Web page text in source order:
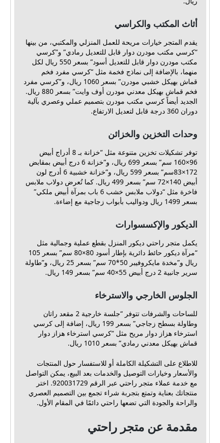
أثاث المكتب والكراسي
يقدم المتجر خيارات مريحة للعمل المنزلي والمكتبي، من بينها
“كرسي مكتب مودرن دوار قابل للتعديل رمادي” و”كرسي
مكتب مودرن دوار قابل للتعديل أسود” بسعر 550 ريال لكل
منهما، بالإضافة إلى نماذج فخمة مثل “كرسي مفرد فخم
قماش بهيكل خشبي مودرن” بسعر 1060 ريال، و”كرسي مفرد
فخم قماش بهيكل معدني مودرن أوف وايت” بسعر 880 ريال.
الجديد أيضاً كرسي مكتب مودرن بتصميم عملي وعصري بآلية
دوران 360 درجة قابل لتعديل الارتفاع.
وحدات التخزين والخزائن
توفر تشكيلات تخزين متنوعة مثل “خزانة بـ 8 أدراج أبيض
‎160×96 سم‏” بسعر 699 ريال، و”خزانة 6 درج أبيض بمقابض
172×83سم” بسعر 599 ريال، و”خزانة خشبية 6 أدرج لون
أبيض 140×72 سم” بسعر 499 ريال. كما تُعرض دولاب ملابس
فاخرة مثل “دولاب ملابس خشب 6 باب بمرآة أبيض ملكي”
بسعر 1499 ريال ودواليب بأبواب زجاجية مع إضاءة.
الديكور والإكسسوارات
يكمل متجر راحتي ديكور المنزل بقطع عملية وجمالية مثل
“مرآة ديكور حائط دائرية بإطار أسود 80×80 سم” بسعر 105
ريال و”مخدة مايكروفيبر 50*70 سم” بسعر 25 ريال، و”طاولة
سرير جانبية 2 درج أبيض ‎40×55 سم‏” بسعر 149 ريال.
الجلوس الخارجي والاسترخاء
للساحات والشرفات تتوفر “جلسة خارجية 2 مقعد راتان
وطاولة بسطح زجاجي” بسعر 199 ريال، إضافة إلى كرسي
استرخاء هزاز دوار مريح مثل “كرسي استرخاء هزاز دوار
قماش بهيكل معدني رمادي” بسعر 1010 ريال.
للاطلاع على التشكيلة الكاملة أو للاستفسار حول المنتجات
والأسعار وخيارات التوصيل والخدمات بعد البيع، يمكن التواصل
مع خدمة عملاء متجر راحتي عبر الرقم 920031729. اختر
منتجاتك بعناية وتمتع بتجربة شراء تجمع بين التصميم العصري
والراحة والجودة التي تضعها راحتي دائمًا في المقام الأول.
مقدمة عن متجر راحتي